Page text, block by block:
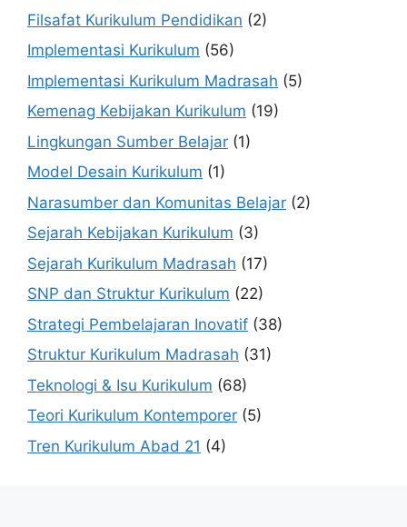
Filsafat Kurikulum Pendidikan (2)
Implementasi Kurikulum (56)
Implementasi Kurikulum Madrasah (5)
Kemenag Kebijakan Kurikulum (19)
Lingkungan Sumber Belajar (1)
Model Desain Kurikulum (1)
Narasumber dan Komunitas Belajar (2)
Sejarah Kebijakan Kurikulum (3)
Sejarah Kurikulum Madrasah (17)
SNP dan Struktur Kurikulum (22)
Strategi Pembelajaran Inovatif (38)
Struktur Kurikulum Madrasah (31)
Teknologi & Isu Kurikulum (68)
Teori Kurikulum Kontemporer (5)
Tren Kurikulum Abad 21 (4)